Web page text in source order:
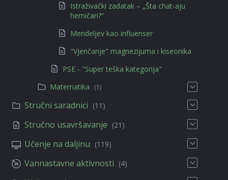
Istraživački zadatak – „Šta chat-aju
hemičari?“
Mendeljev kao influenser
"Vjenčanje" magnezijuma i kiseonika
PSE - "Super teška kategorija"
Matematika
(1)
Stručni saradnici (11)
Stručno usavršavanje (21)
Učenje na daljinu (119)
Vannastavne aktivnosti (4)